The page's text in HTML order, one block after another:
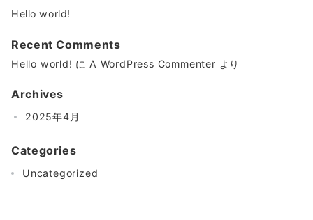
Hello world!
Recent Comments
Hello world! に A WordPress Commenter より
Archives
2025年4月
Categories
Uncategorized